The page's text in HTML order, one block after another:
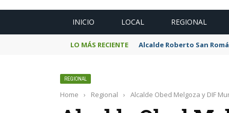
INICIO LOCAL REGIONAL
LO MÁS RECIENTE Alcalde Roberto San
REGIONAL
Home › Regional › Alcalde Obed Melgoza y DIF